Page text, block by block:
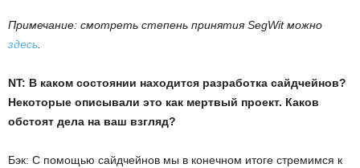
Примечание: смотреть степень принятия SegWit можно
здесь
NT: В каком состоянии находится разработка сайдчейнов?
Некоторые описывали это как мертвый проект. Каков
обстоят дела на ваш взгляд?
Бэк: С помощью сайдчейнов мы в конечном итоге стремимся к